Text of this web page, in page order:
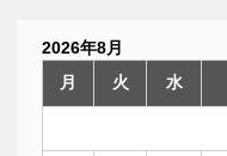
2026年8月
月
火 水